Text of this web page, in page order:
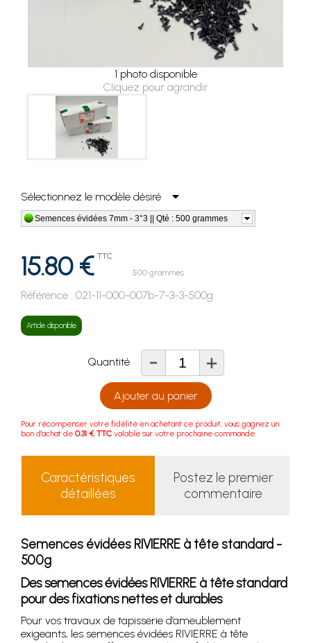
1 photo disponible
Cliquez pour agrandir
Sélectionnez le modèle désiré
Semences évidées 7mm - 3°3 || Qté : 500 grammes
15.80 € TTC
500 grammes
Référence : 021-11-000-007b-7-3-3-500g
Article disponible
Quantité - +
Ajouter au panier
Pour récompenser votre fidélité en achetant ce produit, vous gagnez un
bon d'achat de 0.31 € TTC valable sur votre prochaine commande.
Caractéristiques
détaillées
Postez le premier
commentaire
Semences évidées RIVIERRE à tête standard -
500g
Des semences évidées RIVIERRE à tête standard
pour des fixations nettes et durables
Pour vos travaux de tapisserie d’ameublement
exigeants, les semences évidées RIVIERRE à tête